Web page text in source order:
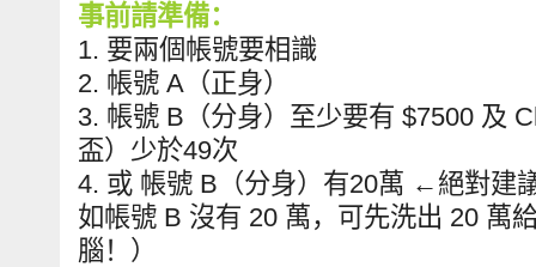
事前請準備：
1. 要兩個帳號要相識
2. 帳號 A（正身）
3. 帳號 B（分身）至少要有 $7500 及
盃）少於49次
4. 或 帳號 B（分身）有20萬 ←絕對建
如帳號 B 沒有 20 萬，可先洗出 20 萬
腦！）